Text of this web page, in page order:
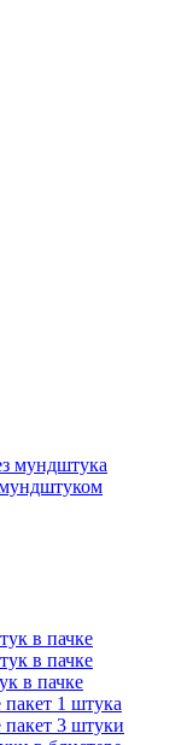
мундштука
в пачке
в пачке
в пачке
1 штука
3 штуки